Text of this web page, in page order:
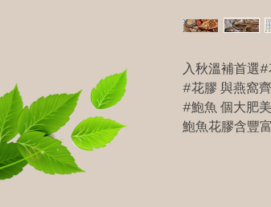
入秋溫補首選
#花膠 與燕窩
#鮑魚 個大肥
鮑魚花膠含豐